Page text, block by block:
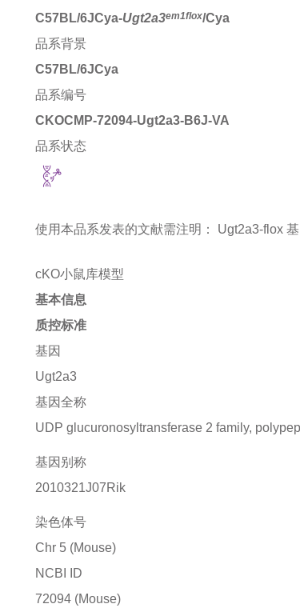
C57BL/6JCya-Ugt2a3em1flox/Cya
品系背景
C57BL/6JCya
品系编号
CKOCMP-72094-Ugt2a3-B6J-VA
品系状态
使用本品系发表的文献需注明： Ugt2a3-flox
cKO小鼠库模型
基本信息
质控标准
基因
Ugt2a3
基因全称
UDP glucuronosyltransferase 2 family,
基因别称
2010321J07Rik
染色体号
Chr 5 (Mouse)
NCBI ID
72094 (Mouse)